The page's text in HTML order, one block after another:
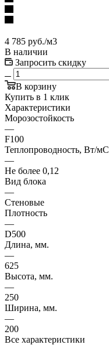
4 785 руб./м3
В наличии
Запросить скидку
В корзину
Купить в 1 клик
Характеристики
Морозостойкость
—
F100
Теплопроводность, Вт/мC
—
Не более 0,12
Вид блока
—
Стеновые
Плотность
—
D500
Длина, мм.
—
625
Высота, мм.
—
250
Ширина, мм.
—
200
Все характеристики